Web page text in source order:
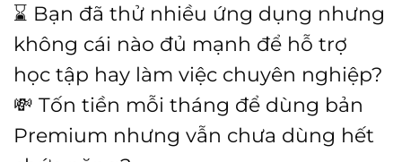
⌛️ Bạn đã thử nhiều ứng dụng nhưng
không cái nào đủ mạnh để hỗ trợ
học tập hay làm việc chuyên nghiệp?
💸 Tốn tiền mỗi tháng để dùng bản
Premium nhưng vẫn chưa dùng hết